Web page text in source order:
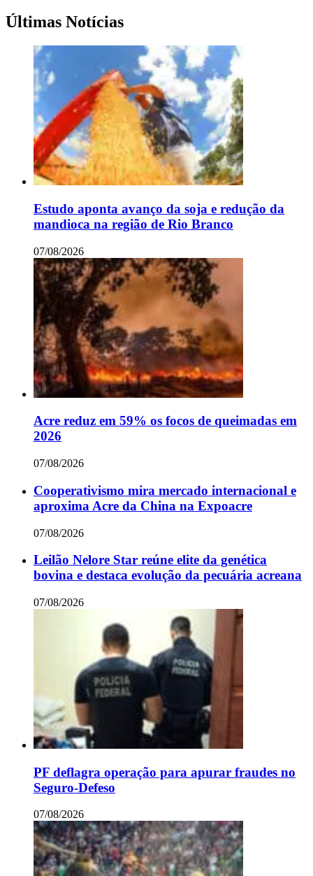
Últimas Notícias
Estudo aponta avanço da soja e redução da
mandioca na região de Rio Branco
07/08/2026
Acre reduz em 59% os focos de queimadas em
2026
07/08/2026
Cooperativismo mira mercado internacional e
aproxima Acre da China na Expoacre
07/08/2026
Leilão Nelore Star reúne elite da genética
bovina e destaca evolução da pecuária acreana
07/08/2026
PF deflagra operação para apurar fraudes no
Seguro-Defeso
07/08/2026